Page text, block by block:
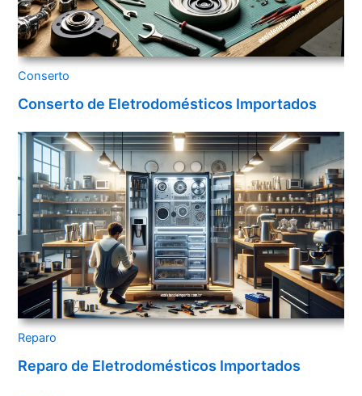
Conserto
Conserto de Eletrodomésticos Importados
Reparo
Reparo de Eletrodomésticos Importados